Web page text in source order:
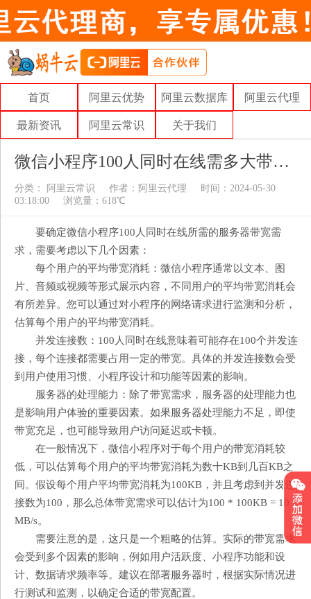
首页 阿里云优势 阿里云数据库 阿里云代理
最新资讯 阿里云常识 关于我们
微信小程序100人同时在线需多大带宽的服务器
分类： 阿里云常识 作者： 阿里云代理
时间：2024-05-30
03:18:00
浏览量：618℃
要确定微信小程序100人同时在线所需的服务器带宽需
求，需要考虑以下几个因素：
每个用户的平均带宽消耗：微信小程序通常以文本、图
片、音频或视频等形式展示内容，不同用户的平均带宽消耗会
有所差异。您可以通过对小程序的网络请求进行监测和分析，
估算每个用户的平均带宽消耗。
并发连接数：100人同时在线意味着可能存在100个并发连
接，每个连接都需要占用一定的带宽。具体的并发连接数会受
到用户使用习惯、小程序设计和功能等因素的影响。
服务器的处理能力：除了带宽需求，服务器的处理能力也
是影响用户体验的重要因素。如果服务器处理能力不足，即使
带宽充足，也可能导致用户访问延迟或卡顿。
在一般情况下，微信小程序对于每个用户的带宽消耗较
低，可以估算每个用户的平均带宽消耗为数十KB到几百KB之
间。假设每个用户平均带宽消耗为100KB，并且考虑到并发连
接数为100，那么总体带宽需求可以估计为100 * 100KB = 10
MB/s。
需要注意的是，这只是一个粗略的估算。实际的带宽需求
会受到多个因素的影响，例如用户活跃度、小程序功能和设
计、数据请求频率等。建议在部署服务器时，根据实际情况进
行测试和监测，以确定合适的带宽配置。